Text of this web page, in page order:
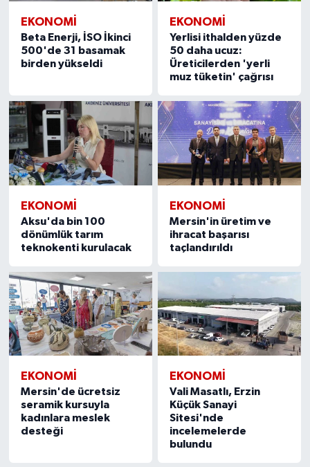
EKONOMİ
Beta Enerji, İSO İkinci
500'de 31 basamak
birden yükseldi
EKONOMİ
Yerlisi ithalden yüzde
50 daha ucuz:
Üreticilerden 'yerli
muz tüketin' çağrısı
EKONOMİ
Aksu'da bin 100
dönümlük tarım
teknokenti kurulacak
EKONOMİ
Mersin'in üretim ve
ihracat başarısı
taçlandırıldı
EKONOMİ
Mersin'de ücretsiz
seramik kursuyla
kadınlara meslek
desteği
EKONOMİ
Vali Masatlı, Erzin
Küçük Sanayi
Sitesi'nde
incelemelerde
bulundu